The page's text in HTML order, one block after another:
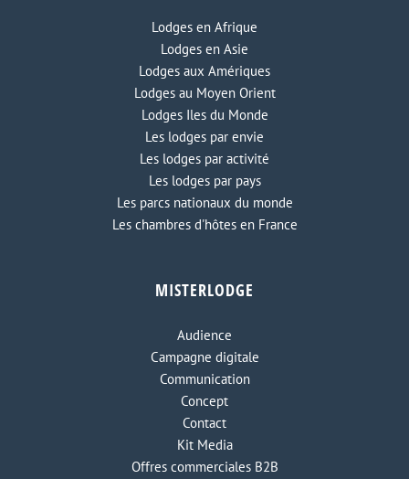
Lodges en Afrique
Lodges en Asie
Lodges aux Amériques
Lodges au Moyen Orient
Lodges Iles du Monde
Les lodges par envie
Les lodges par activité
Les lodges par pays
Les parcs nationaux du monde
Les chambres d'hôtes en France
MISTERLODGE
Audience
Campagne digitale
Communication
Concept
Contact
Kit Media
Offres commerciales B2B